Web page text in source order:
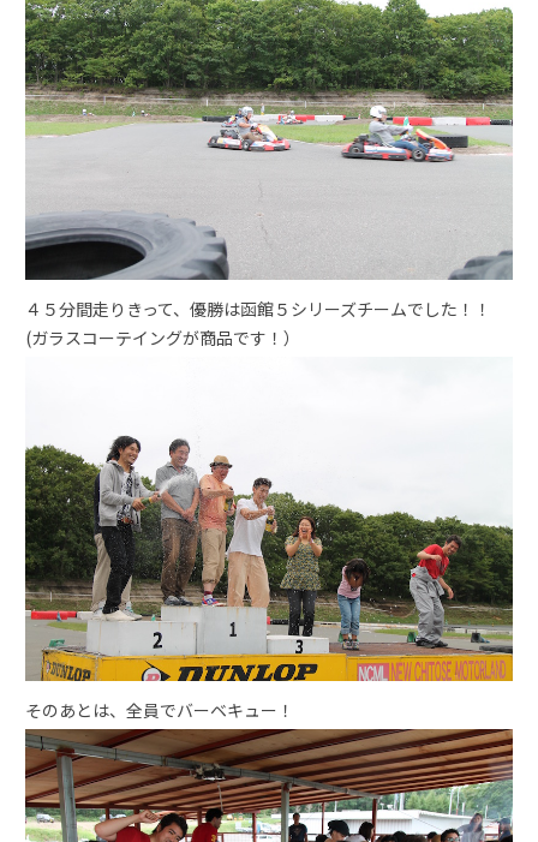
４５分間走りきって、優勝は函館５シリーズチームでした！！
(ガラスコーテイングが商品です！）
そのあとは、全員でバーベキュー！